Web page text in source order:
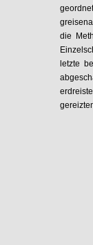
die
letzte